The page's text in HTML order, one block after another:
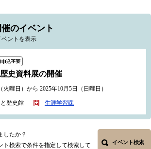
のイベント
ントを表示
史資料展の開催
火曜日）から 2025年10月5日（日曜日）
歴史館 生涯学習課
したか？
ト検索で条件を指定して検索して
イベント検索